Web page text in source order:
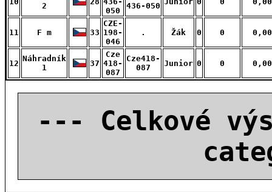
2
050
436-050
11 F m 33
CZE-
198-
046
. Žák 0 0 0,00
12
Náhradník
1
37
Cze
418-
087
Cze418-
087
Junior 0 0 0,00
--- Celkové